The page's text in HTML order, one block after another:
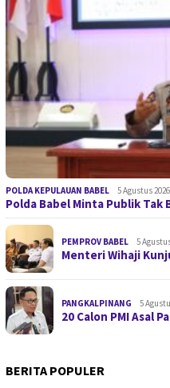
POLDA KEPULAUAN BABEL 5 Agustus 2026
Polda Babel Minta Publik
PEMPROV BABEL 5
Menteri Wihaji
PANGKALPINANG 5
20 Calon PMI Asal
BERITA POPULER